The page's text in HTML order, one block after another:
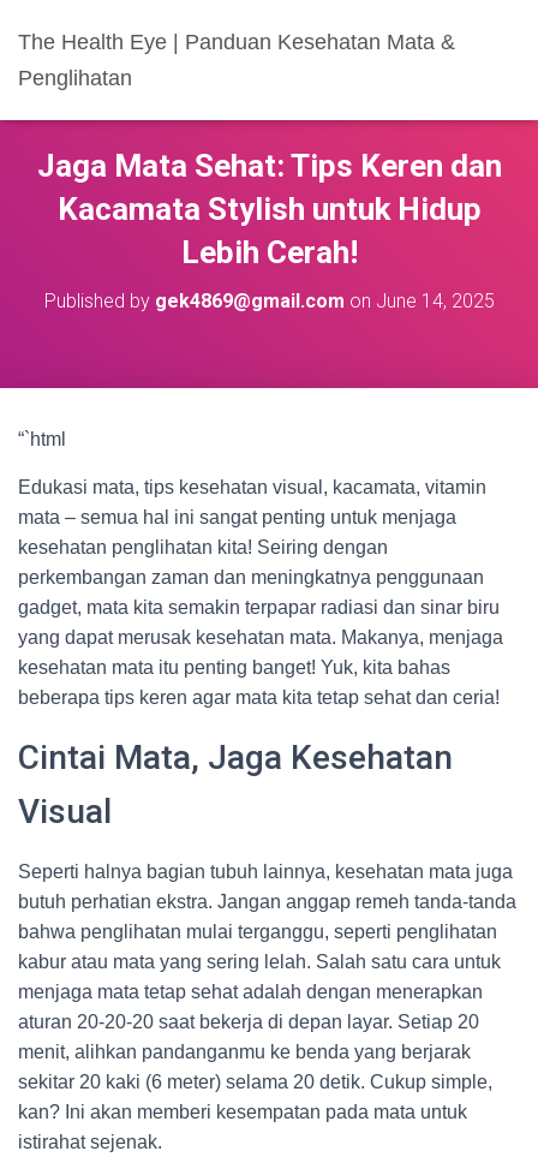
The Health Eye | Panduan Kesehatan Mata &
Penglihatan
Jaga Mata Sehat: Tips Keren dan
Kacamata Stylish untuk Hidup
Lebih Cerah!
Published by gek4869@gmail.com on June 14, 2025
“`html
Edukasi mata, tips kesehatan visual, kacamata, vitamin
mata – semua hal ini sangat penting untuk menjaga
kesehatan penglihatan kita! Seiring dengan
perkembangan zaman dan meningkatnya penggunaan
gadget, mata kita semakin terpapar radiasi dan sinar biru
yang dapat merusak kesehatan mata. Makanya, menjaga
kesehatan mata itu penting banget! Yuk, kita bahas
beberapa tips keren agar mata kita tetap sehat dan ceria!
Cintai Mata, Jaga Kesehatan
Visual
Seperti halnya bagian tubuh lainnya, kesehatan mata juga
butuh perhatian ekstra. Jangan anggap remeh tanda-tanda
bahwa penglihatan mulai terganggu, seperti penglihatan
kabur atau mata yang sering lelah. Salah satu cara untuk
menjaga mata tetap sehat adalah dengan menerapkan
aturan 20-20-20 saat bekerja di depan layar. Setiap 20
menit, alihkan pandanganmu ke benda yang berjarak
sekitar 20 kaki (6 meter) selama 20 detik. Cukup simple,
kan? Ini akan memberi kesempatan pada mata untuk
istirahat sejenak.